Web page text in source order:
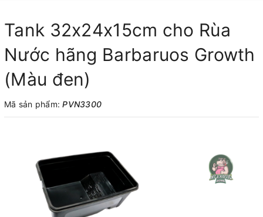
Tank 32x24x15cm cho Rùa
Nước hãng Barbaruos Growth
(Màu đen)
Mã sản phẩm:PVN3300